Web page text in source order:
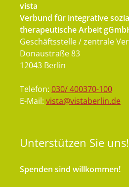
vista
Verbund für integrative
therapeutische Arbeit
Geschäftsstelle / zentrale
Donaustraße 83
12043 Berlin
Telefon: 030/ 400370-100
E-Mail: vista@vistaberlin.de
Unterstützen Sie uns!
Spenden sind willkommen!